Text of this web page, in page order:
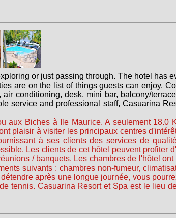
or just passing through. The hotel has
are on the list of things guests can enjoy.
conditioning, desk, mini bar, balcony/
service and professional staff, Casuarina
aux Biches à Ile Maurice. A seulement 18.0
plaisir à visiter les principaux centres
à ses clients des services de
Les clients de cet hôtel peuvent profiter
/ banquets. Les chambres de l'hôtel
suivants : chambres non-fumeur,
après une longue journée, vous
tennis. Casuarina Resort et Spa est le lieu